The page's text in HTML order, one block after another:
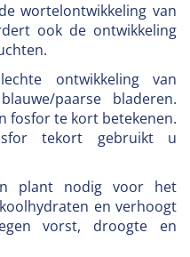
wortelontwikkeling van
ook de ontwikkeling
ontwikkeling van
paarse bladeren.
fosfor te kort betekenen.
tekort gebruikt u
plant nodig voor het
en verhoogt
vorst, droogte en